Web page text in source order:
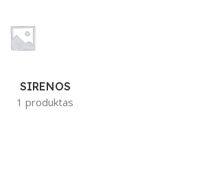
SIRENOS
1 produktas